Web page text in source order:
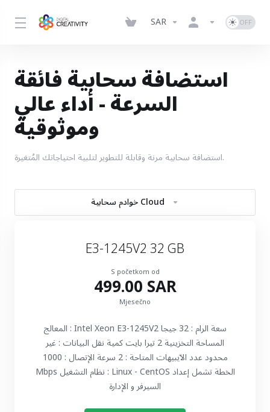
SAR
استضافة سحابية فائقة
السرعة - أداء عالي
وموثوقية
استضافة سحابية مرنة وقابلة للتطوير لتلبية احتياجاتك المُتغيرة.
خوادم سحابية Cloud
E3-1245V2 32 GB
S početkom od
499.00 SAR
Mjesečno
المعالج : Intel Xeon E3-1245V2 سعة الرام : 32 جيجا
المساحة التخزينية 2 تيرا بايت كمية نقل البيانات : غير
محدود عدد الآيبيهات المتاحة : 2 سرعة الإتصال : 1000
Mbps نظام التشغيل : Linux - CentOS الخطة تشمل إعداد
السيرفر و الإدارة